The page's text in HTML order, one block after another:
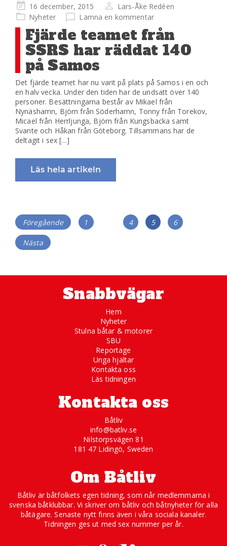
Publicerad
på
16 december, 2015
Lars-Åke Redéen
Nyheter
Lämna en kommentar
Fjärde teamet från
SSRS har räddat 140
på Samos
Det fjärde teamet har nu varit på plats på Samos i en och
en halv vecka. Under den tiden har de undsatt över 140
personer. Besättningarna består av Mikael från
Nynäshamn, Björn från Söderhamn, Tonny från Torekov,
Micael från Herrljunga, Björn från Kungsbacka samt
Svante och Håkan från Göteborg. Tillsammans har de
deltagit i sex […]
Läs hela artikeln
Inläggsnavigering
Föregående Sida
1 Sida
4 Sida
5 Sida
6
Nästa
Snabbvägar
Hem
Nyheter
Stulna båtar & motorer
SBU
Reportage
Unga hjältar
Kontakta oss
Läs tidningen
Kontakta oss
Båtliv
info@batliv.se
Nilstorpsvägen 81
181 47 Lidingö, Sweden
Om Båtliv
Båtliv är båtfolkets egen tidning, som når medlemmarna i
svenska båtklubbar. Vi skriver om båtliv och båtnyheter för alla
båtägare. Senaste nytt finns även i våra sociala kanaler.
Tidningen ges ut med sex nummer per år.